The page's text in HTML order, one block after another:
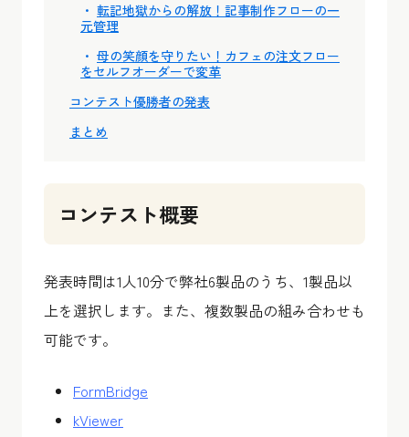
転記地獄からの解放！記事制作フローの一
元管理
母の笑顔を守りたい！カフェの注文フロー
をセルフオーダーで変革
コンテスト優勝者の発表
まとめ
コンテスト概要
発表時間は1人10分で弊社6製品のうち、1製品以
上を選択します。また、複数製品の組み合わせも
可能です。
FormBridge
kViewer